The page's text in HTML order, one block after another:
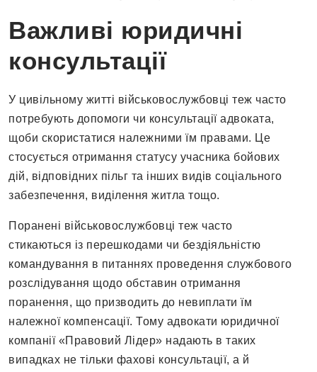
Важливі юридичні
консультації
У цивільному житті військовослужбовці теж часто
потребують допомоги чи консультації адвоката,
щоби скористатися належними їм правами. Це
стосується отримання статусу учасника бойових
дій, відповідних пільг та інших видів соціального
забезпечення, виділення житла тощо.
Поранені військовослужбовці теж часто
стикаються із перешкодами чи бездіяльністю
командування в питаннях проведення службового
розслідування щодо обставин отримання
поранення, що призводить до невиплати їм
належної компенсації. Тому адвокати юридичної
компанії «Правовий Лідер» надають в таких
випадках не тільки фахові консультації, а й